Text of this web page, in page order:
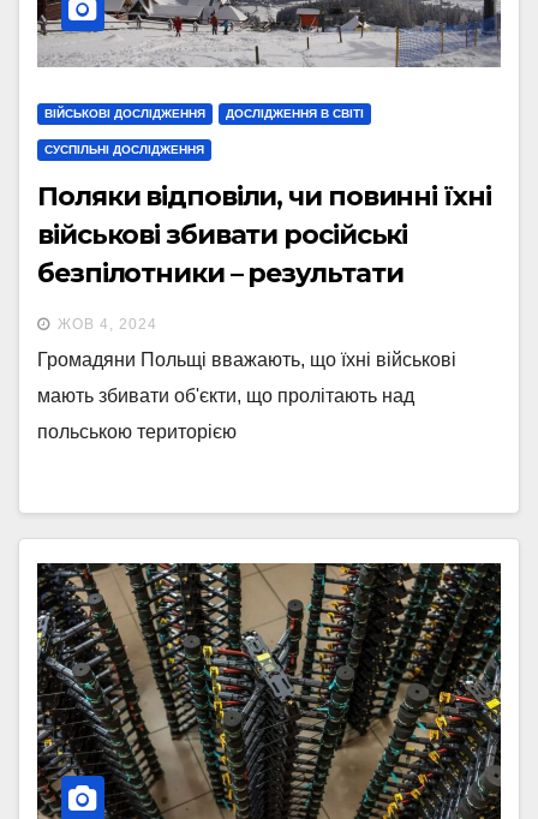
ВІЙСЬКОВІ ДОСЛІДЖЕННЯ ДОСЛІДЖЕННЯ В СВІТІ
СУСПІЛЬНІ ДОСЛІДЖЕННЯ
Поляки відповіли, чи повинні їхні
військові збивати російські
безпілотники – результати
опитування
ЖОВ 4, 2024
Громадяни Польщі вважають, що їхні військові
мають збивати об'єкти, що пролітають над
польською територією